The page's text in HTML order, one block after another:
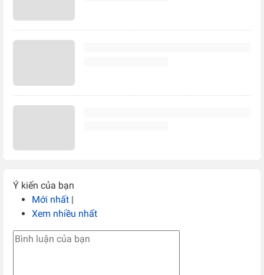
Ý kiến của bạn
Mới nhất |
Xem nhiều nhất